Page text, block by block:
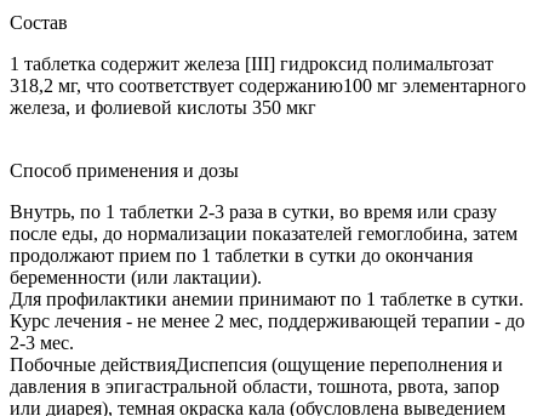
Состав
1 таблетка содержит железа [III] гидроксид полимальтозат
318,2 мг, что соответствует содержанию100 мг элементарного
железа, и фолиевой кислоты 350 мкг
Способ применения и дозы
Внутрь, по 1 таблетки 2-3 раза в сутки, во время или сразу
после еды, до нормализации показателей гемоглобина, затем
продолжают прием по 1 таблетки в сутки до окончания
беременности (или лактации).
Для профилактики анемии принимают по 1 таблетке в сутки.
Курс лечения - не менее 2 мес, поддерживающей терапии - до
2-3 мес.
Побочные действияДиспепсия (ощущение переполнения и
давления в эпигастральной области, тошнота, рвота, запор
или диарея), темная окраска кала (обусловлена выведением